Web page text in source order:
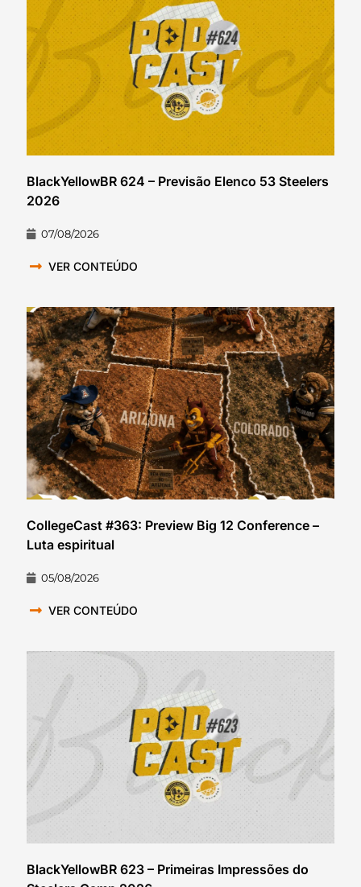
BlackYellowBR 624 – Previsão Elenco 53 Steelers
2026
07/08/2026
VER CONTEÚDO
CollegeCast #363: Preview Big 12 Conference –
Luta espiritual
05/08/2026
VER CONTEÚDO
BlackYellowBR 623 – Primeiras Impressões do